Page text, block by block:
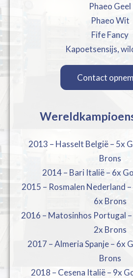
Phaeo Geel
Phaeo Wit
Fife Fancy
Kapoetsensijs,
Contact
2013 – Hasselt België – 5x
Brons
2014 – Bari Italië – 6x
2015 – Rosmalen Nederland
6x Brons
2016 – Matosinhos Portugal
2x Brons
2017 – Almeria Spanje – 6x
Brons
2018 – Cesena Italië – 9x